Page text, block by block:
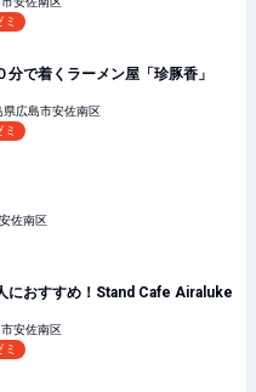
分で着くラーメン屋「珍豚香」
県広島市安佐南区
佐南区
におすすめ！Stand Cafe Airaluke
安佐南区